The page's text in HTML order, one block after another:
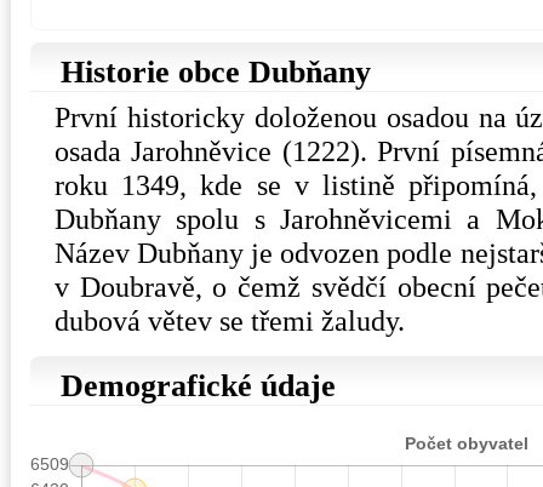
Historie obce Dubňany
První historicky doloženou osadou na
osada Jarohněvice (1222). První
roku 1349, kde se v listině
Dubňany spolu s Jarohněvicemi a
Název Dubňany je odvozen podle
v Doubravě, o čemž svědčí obecní
dubová větev se třemi žaludy.
Demografické údaje